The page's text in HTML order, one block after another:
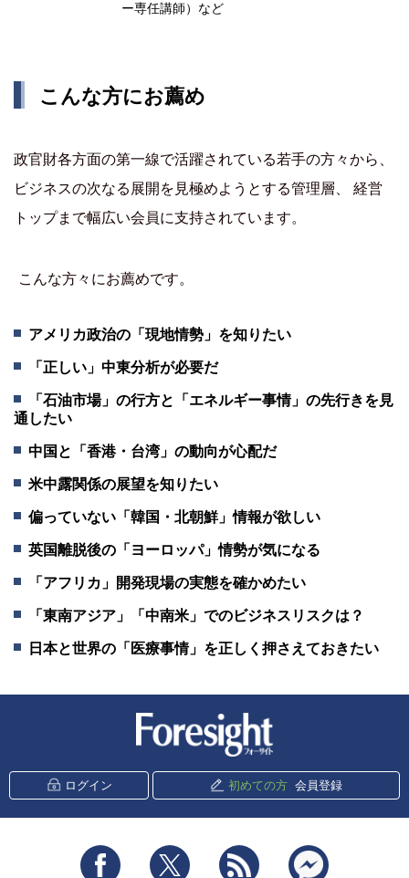
ー専任講師）など
こんな方にお薦め
政官財各方面の第一線で活躍されている若手の方々から、
ビジネスの次なる展開を見極めようとする管理層、 経営
トップまで幅広い会員に支持されています。
こんな方々にお薦めです。
アメリカ政治の「現地情勢」を知りたい
「正しい」中東分析が必要だ
「石油市場」の行方と「エネルギー事情」の先行きを見
通したい
中国と「香港・台湾」の動向が心配だ
米中露関係の展望を知りたい
偏っていない「韓国・北朝鮮」情報が欲しい
英国離脱後の「ヨーロッパ」情勢が気になる
「アフリカ」開発現場の実態を確かめたい
「東南アジア」「中南米」でのビジネスリスクは？
日本と世界の「医療事情」を正しく押さえておきたい
ログイン 初めての方 会員登録
Facebook Twitter RSS